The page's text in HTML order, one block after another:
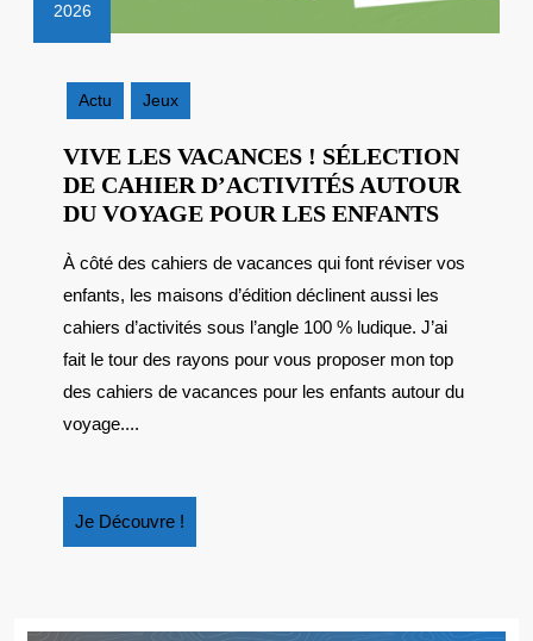
2026
2026
Actu
Jeux
VIVE LES VACANCES ! SÉLECTION
DE CAHIER D’ACTIVITÉS AUTOUR
DU VOYAGE POUR LES ENFANTSVIVE
DE
CAHIER
À côté des cahiers de vacances qui font réviser vos
enfants, les maisons d’édition déclinent aussi les
cahiers d’activités sous l’angle 100 % ludique. J’ai
fait le tour des rayons pour vous proposer mon top
des cahiers de vacances pour les enfants autour du
voyage....
Je Découvre !
Découvre